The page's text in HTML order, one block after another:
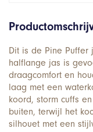
Dit is de Pine Puffer
halflange jas is
draagcomfort en
laag met een
koord, storm cuffs
buiten, terwijl het
silhouet met een